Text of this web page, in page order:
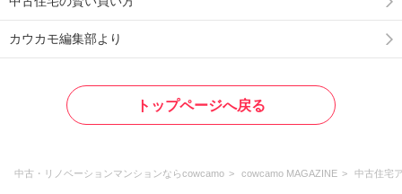
カウカモ編集部より
トップページへ戻る
中古・リノベーションマンションならcowcamo cowcamo MAGAZINE 中古住宅